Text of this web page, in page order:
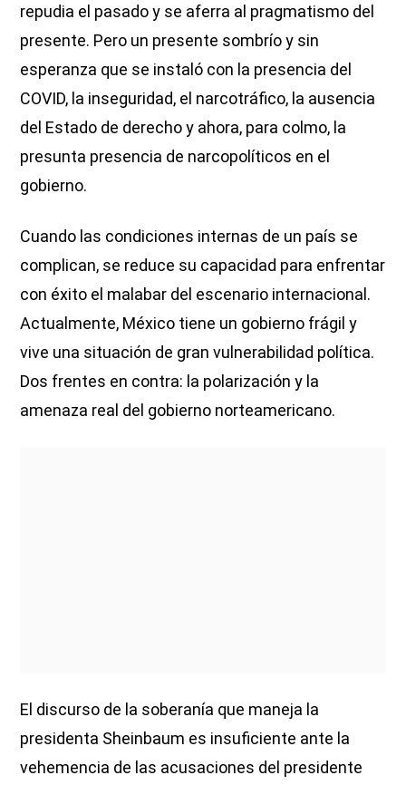
repudia el pasado y se aferra al pragmatismo del
presente. Pero un presente sombrío y sin
esperanza que se instaló con la presencia del
COVID, la inseguridad, el narcotráfico, la ausencia
del Estado de derecho y ahora, para colmo, la
presunta presencia de narcopolíticos en el
gobierno.
Cuando las condiciones internas de un país se
complican, se reduce su capacidad para enfrentar
con éxito el malabar del escenario internacional.
Actualmente, México tiene un gobierno frágil y
vive una situación de gran vulnerabilidad política.
Dos frentes en contra: la polarización y la
amenaza real del gobierno norteamericano.
El discurso de la soberanía que maneja la
presidenta Sheinbaum es insuficiente ante la
vehemencia de las acusaciones del presidente